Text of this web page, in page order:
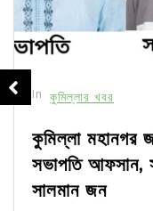
In কুমিল্লার খবর
কুমিল্লা মহানগর
সভাপতি আফসান,
সালমান জন